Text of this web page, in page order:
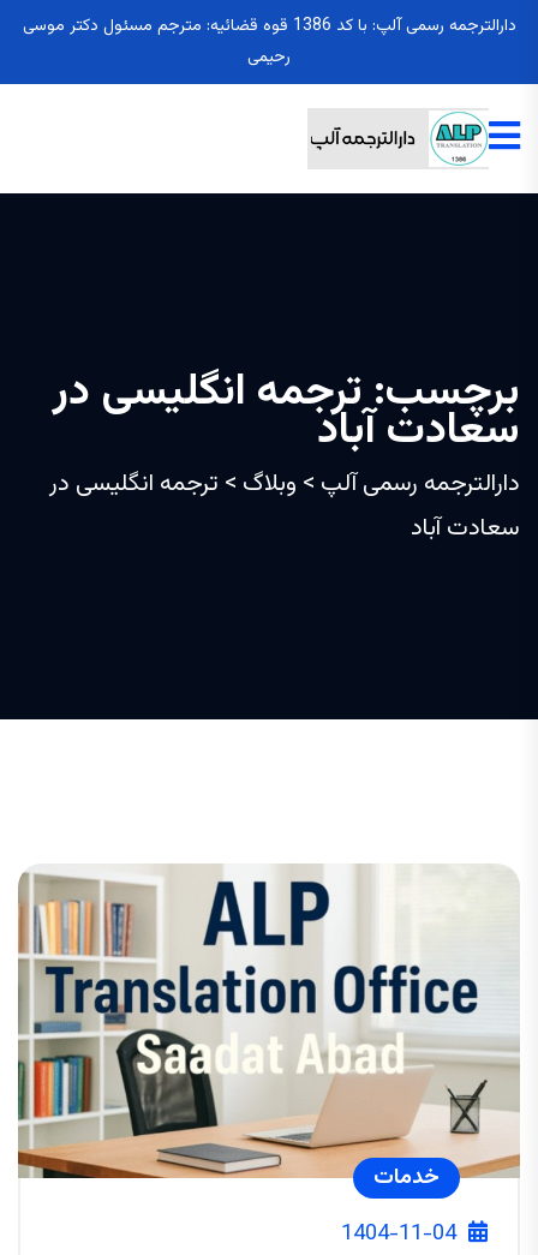
دارالترجمه رسمی آلپ: با کد 1386 قوه قضائیه: مترجم مسئول دکتر موسی
رحیمی
برچسب:ترجمه انگلیسی در
سعادت آباد
دارالترجمه رسمی آلپ > وبلاگ > ترجمه انگلیسی در
سعادت آباد
خدمات
1404-11-04